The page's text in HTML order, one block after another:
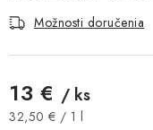
Kamenná predajňa
Kontakty
Doprava a
Fotogaléria
Ochrana osobných údajov
Možnosti doručenia
13 € / ks
Jednotková cena:
32,50 € / 1 l